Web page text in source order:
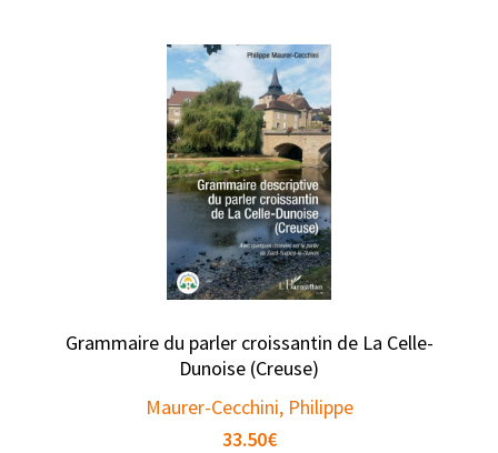
Grammaire du parler croissantin de La Celle-
Dunoise (Creuse)
Maurer-Cecchini, Philippe
33.50€